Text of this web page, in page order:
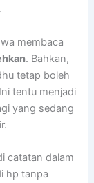
membaca
. Bahkan,
tetap boleh
tentu menjadi
yang sedang
catatan dalam
hp tanpa